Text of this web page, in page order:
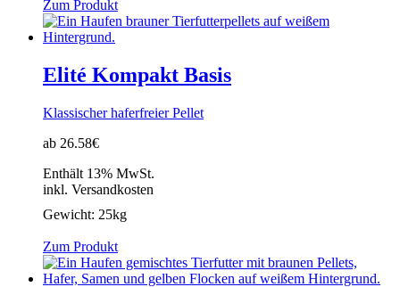
Zum Produkt
Elité Kompakt Basis
Klassischer haferfreier Pellet
ab 26.58€
Enthält 13% MwSt.
inkl. Versandkosten
Gewicht: 25kg
Zum Produkt